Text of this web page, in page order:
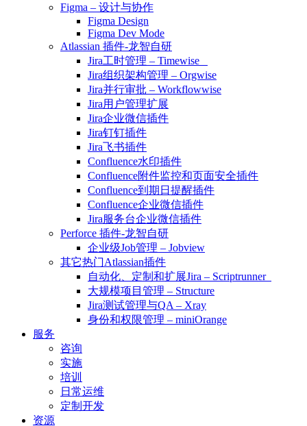
Figma – 设计与协作
Figma Design
Figma Dev Mode
Atlassian 插件-龙智自研
Jira工时管理 – Timewise
Jira组织架构管理 – Orgwise
Jira并行审批 – Workflowwise
Jira用户管理扩展
Jira企业微信插件
Jira钉钉插件
Jira飞书插件
Confluence水印插件
Confluence附件监控和页面安全插件
Confluence到期日提醒插件
Confluence企业微信插件
Jira服务台企业微信插件
Perforce 插件-龙智自研
企业级Job管理 – Jobview
其它热门Atlassian插件
自动化、定制和扩展Jira – Scriptrunner
大规模项目管理 – Structure
Jira测试管理与QA – Xray
身份和权限管理 – miniOrange
服务
咨询
实施
培训
日常运维
定制开发
资源